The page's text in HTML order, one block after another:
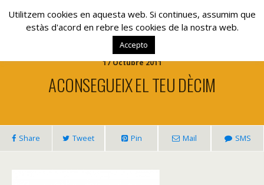
www.lacolla.cat
17 Octubre 2011
ACONSEGUEIX EL TEU DÈCIM
Share Tweet Pin Mail SMS
Utilitzem cookies en aquesta web. Si continues, assumim que
estàs d'acord en rebre les cookies de la nostra web.
Accepto